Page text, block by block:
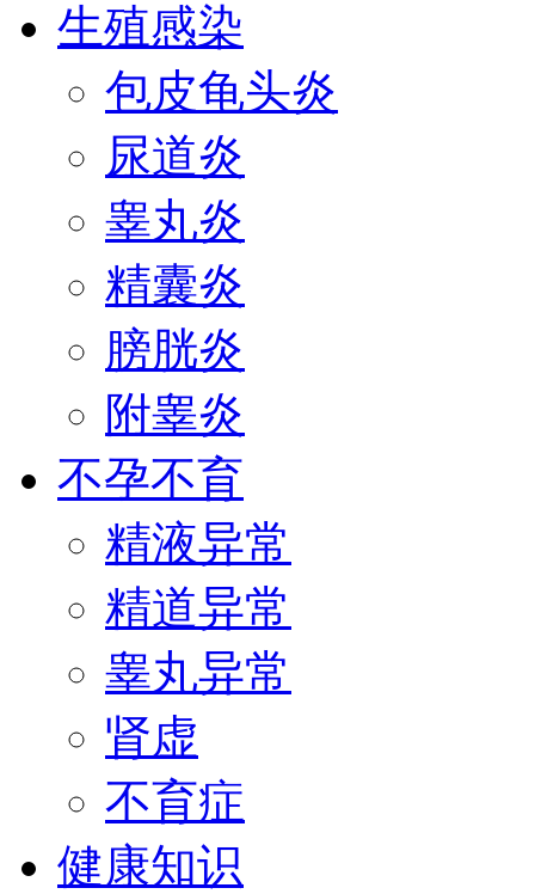
生殖感染
包皮龟头炎
尿道炎
睾丸炎
精囊炎
膀胱炎
附睾炎
不孕不育
精液异常
精道异常
睾丸异常
肾虚
不育症
健康知识